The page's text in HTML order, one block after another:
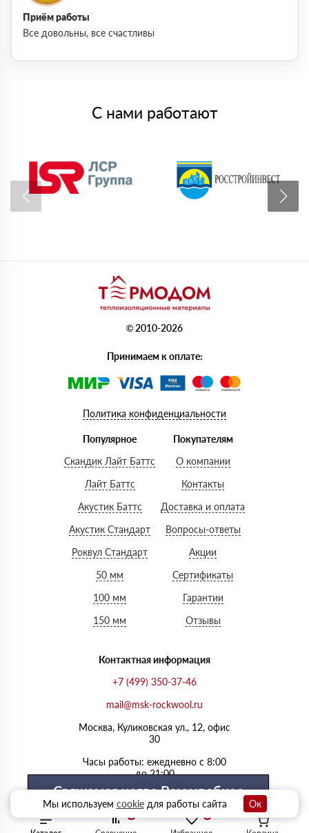
Приём работы
Все довольны, все счастливы
С нами работают
© 2010-2026
Принимаем к оплате:
Политика конфиденциальности
Популярное
Скандик Лайт Баттс
Лайт Баттс
Акустик Баттс
Акустик Стандарт
Роквул Стандарт
50 мм
100 мм
150 мм
Покупателям
О компании
Контакты
Доставка и оплата
Вопросы-ответы
Акции
Сертификаты
Гарантии
Отзывы
Контактная информация
+7 (499) 350-37-46
mail@msk-rockwool.ru
Москва, Куликовская ул., 12, офис
30
Часы работы: ежедневно с 8:00
до 21:00
Свяжемся когда Вам удобнее
Выберите удобный день
Мы используем cookieдля работы сайта Ок